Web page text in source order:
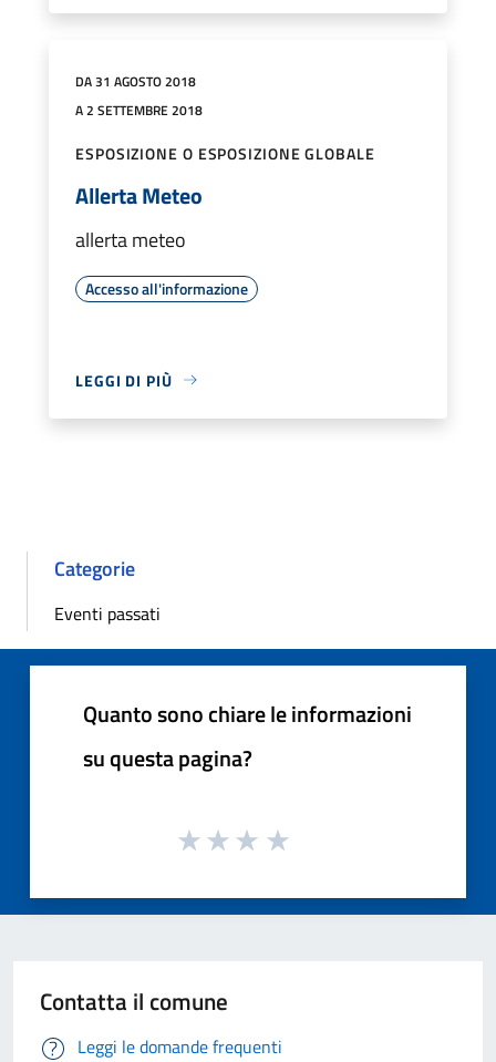
DA 31 AGOSTO 2018
A 2 SETTEMBRE 2018
ESPOSIZIONE O ESPOSIZIONE GLOBALE
Allerta Meteo
allerta meteo
Accesso all'informazione
LEGGI DI PIÙ
Categorie
Eventi passati
Quanto sono chiare le informazioni
su questa pagina?
Contatta il comune
Leggi le domande frequenti